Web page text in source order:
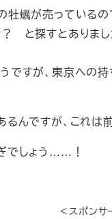
蠣が売っているの
と探すとありまし
すが、東京への
んですが、これは
でしょう……！
＜スポンサ